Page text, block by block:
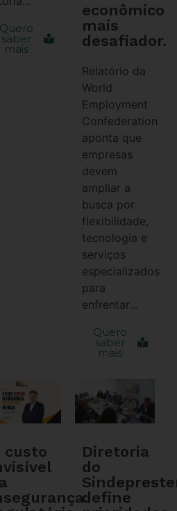
Quero
saber
mais
econômico
mais
desafiador.
Relatório da
World
Employment
Confederation
aponta que
empresas
devem
ampliar a
busca por
flexibilidade,
tecnologia e
serviços
especializados
para
enfrentar...
Quero
saber
mais
custo
Diretoria
do
define